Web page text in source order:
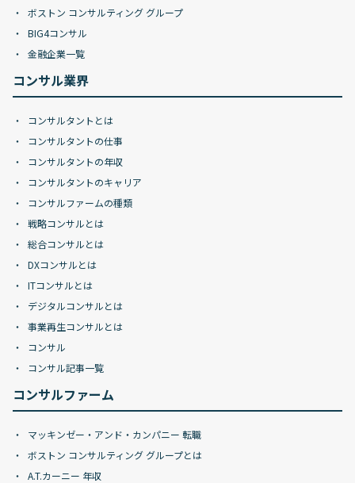
ボストン コンサルティング グループ
BIG4コンサル
金融企業一覧
コンサル業界
コンサルタントとは
コンサルタントの仕事
コンサルタントの年収
コンサルタントのキャリア
コンサルファームの種類
戦略コンサルとは
総合コンサルとは
DXコンサルとは
ITコンサルとは
デジタルコンサルとは
事業再生コンサルとは
コンサル
コンサル記事一覧
コンサルファーム
マッキンゼー・アンド・カンパニー 転職
ボストン コンサルティング グループとは
A.T.カーニー 年収